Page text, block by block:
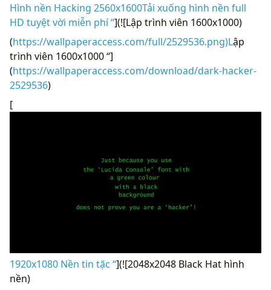
Hình nền Hacking 2560x1600Tải xuống hình nền full
HD tuyệt vời miễn phí “](![Lập trình viên 1600x1000)
(https://wallpaperaccess.com/full/2529536.png)Lập
trình viên 1600x1000 “]
(https://wallpaperaccess.com/download/dark-hacker-
2529536)
[
1920x1080 Nền tin tặc “](![2048x2048 Black Hat hình
nền)